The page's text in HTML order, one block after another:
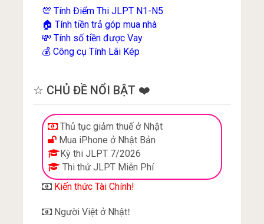
💯Tính Điểm Thi JLPT N1-N5
🏠Tính tiền trả góp mua nhà
💸Tính số tiền được Vay
💰Công cụ Tính Lãi Kép
☆ CHỦ ĐỀ NỔI BẬT ❤️
Thủ tục giảm thuế ở Nhật
Mua iPhone ở Nhật Bản
Kỳ thi JLPT 7/2026
Thi thử JLPT Miễn Phí
Kiến thức Tài Chính!
Người Việt ở Nhật!